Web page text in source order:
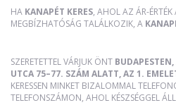
HA KANAPÉT KERES, AHOL AZ ÁR-ÉRTÉK
MEGBÍZHATÓSÁG TALÁLKOZIK, A
SZERETETTEL VÁRJUK ÖNT
UTCA 75–77. SZÁM ALATT, AZ 1.
KERESSEN MINKET BIZALOMMAL
TELEFONSZÁMON, AHOL KÉSZSÉGGEL